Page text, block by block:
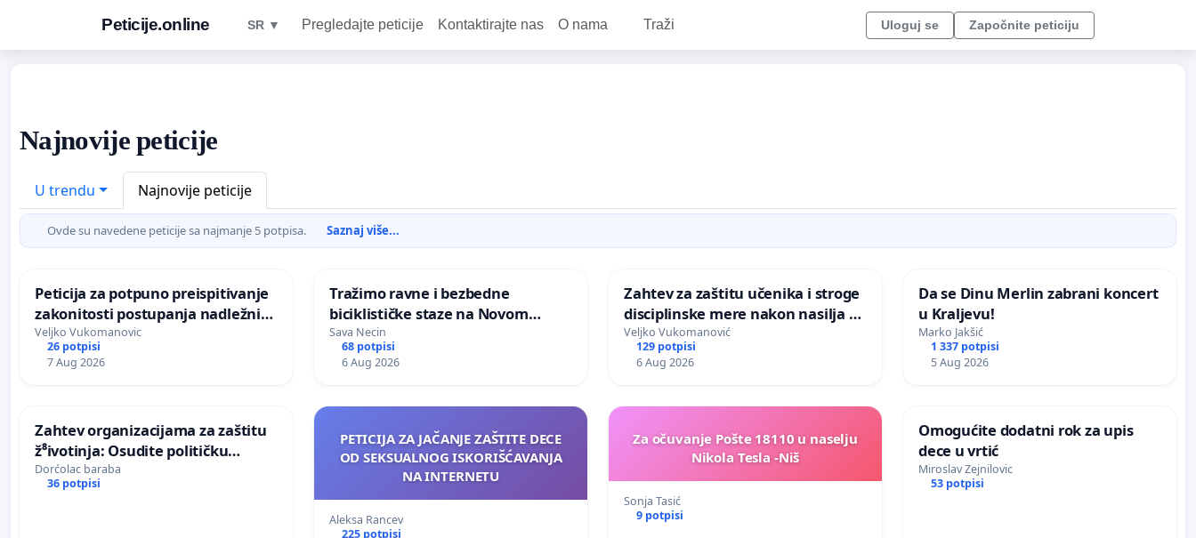
Peticije.online SR ▼ Pregledajte peticije Kontaktirajte nas O nama Traži Uloguj se Započnite peticiju
Najnovije peticije
U trendu Najnovije peticije
Ovde su navedene peticije sa najmanje 5 potpisa. Saznaj više...
Peticija za potpuno preispitivanje
zakonitosti postupanja nadležnih
institucija povodom događaja u
osnovnoj školi “Tatomir Anđelić” u
Mrčajevcima
Veljko Vukomanovic
26 potpisi
7 Aug 2026
Tražimo ravne i bezbedne
biciklističke staze na Novom
Beogradu
Sava Necin
68 potpisi
6 Aug 2026
Zahtev za zaštitu učenika i stroge
disciplinske mere nakon nasilja u
školi
Veljko Vukomanović
129 potpisi
6 Aug 2026
Da se Dinu Merlin zabrani koncert
u Kraljevu!
Marko Jakšić
1 337 potpisi
5 Aug 2026
Zahtev organizacijama za zaštitu
ž⁸ivotinja: Osudite političku
zloupotrebu i neadekvatno
postupanje Aleksandra Vučića
Dorćolac baraba
36 potpisi
PETICIJA ZA JAČANJE ZAŠTITE DECE
OD SEKSUALNOG ISKORIŠĆAVANJA
NA INTERNETU
Aleksa Rancev
225 potpisi
Za očuvanje Pošte 18110 u naselju
Nikola Tesla -Niš
Sonja Tasić
9 potpisi
Omogućite dodatni rok za upis
dece u vrtić
Miroslav Zejnilovic
53 potpisi